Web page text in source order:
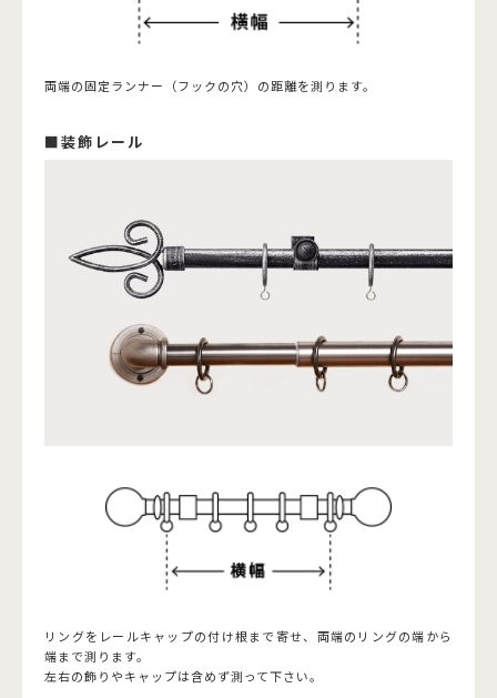
両端の固定ランナー（フックの穴）の距離を測ります。
■装飾レール
リングをレールキャップの付け根まで寄せ、両端のリングの端から
端まで測ります。
左右の飾りやキャップは含めず測って下さい。